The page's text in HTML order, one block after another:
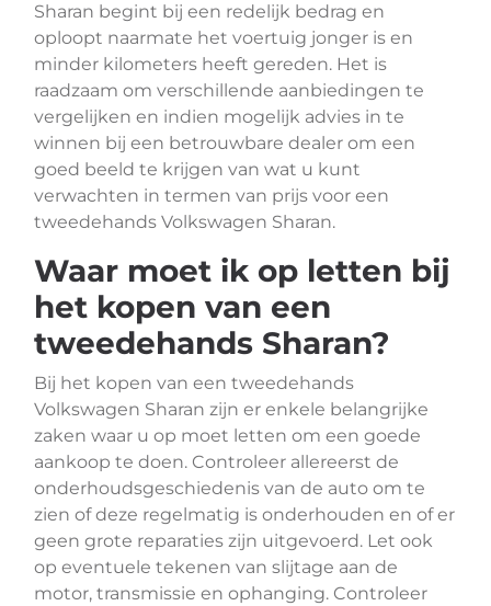
Sharan begint bij een redelijk bedrag en
oploopt naarmate het voertuig jonger is en
minder kilometers heeft gereden. Het is
raadzaam om verschillende aanbiedingen te
vergelijken en indien mogelijk advies in te
winnen bij een betrouwbare dealer om een
goed beeld te krijgen van wat u kunt
verwachten in termen van prijs voor een
tweedehands Volkswagen Sharan.
Waar moet ik op letten bij
het kopen van een
tweedehands Sharan?
Bij het kopen van een tweedehands
Volkswagen Sharan zijn er enkele belangrijke
zaken waar u op moet letten om een goede
aankoop te doen. Controleer allereerst de
onderhoudsgeschiedenis van de auto om te
zien of deze regelmatig is onderhouden en of er
geen grote reparaties zijn uitgevoerd. Let ook
op eventuele tekenen van slijtage aan de
motor, transmissie en ophanging. Controleer